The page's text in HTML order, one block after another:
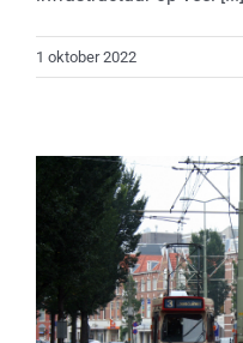
1 oktober 2022